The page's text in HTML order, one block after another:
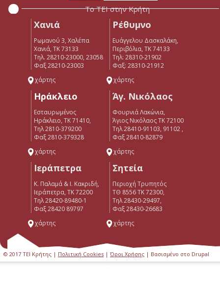
Το ΤΕΙ στην Κρήτη
Χανιά
Ρωμανού 3, Χαλέπα
Χανιά, ΤΚ 73133
Τηλ. 28210-23000, 23058
Φαξ 28210-23003
χάρτης
Ρέθυμνο
Ευάγγελου Δασκαλάκη,
Περιβόλια, ΤΚ 74133
Tηλ: 28310-21902
Φαξ: 28310-21912
χάρτης
Ηράκλειο
Εσταυρωμένος
Ηράκλειο, ΤΚ 71410,
Τηλ 2810-379200
Φαξ 2810-379328
χάρτης
Άγ. Νικόλαος
Φουρνιά Λακώνια,
Άγιος Νικόλαος ΤΚ 72100
Τηλ 28410-91103, 91102 ,
Φαξ 28410-82879
χάρτης
Ιεράπετρα
Κ. Παλαμά & Ι. Κακριδή,
Ιεράπετρα, ΤΚ 72200
Tηλ 28420-89480-1
Φαξ 28420 89797
χάρτης
Σητεία
Περιοχή Τρυπητός
ΤΘ 8556 ΤΚ 72300,
Τηλ 28430-29497,
Φαξ 28430-26683
χάρτης
© 2017 ΤΕΙ Κρήτης | Πολιτική Cookies | Όροι Χρήσης | Βασισμένο στο Drupal